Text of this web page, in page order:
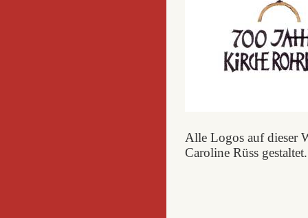
Alle Logos auf dieser
Caroline Rüss gestaltet.